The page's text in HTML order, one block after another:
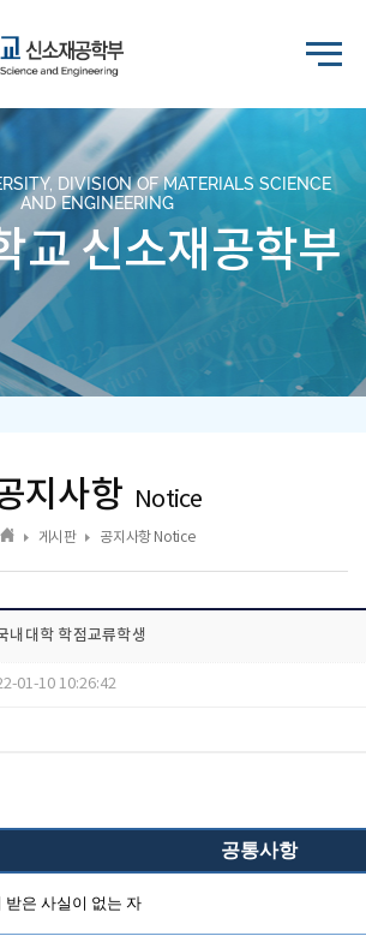
DIVISION OF MATERIALS SCIENCE
AND ENGINEERING
교 신소재공학부
지사항 Notice
게시판 공지사항 Notice
내대학 학점교류학생
01-10 10:26:42
공통사항
받은 사실이 없는 자